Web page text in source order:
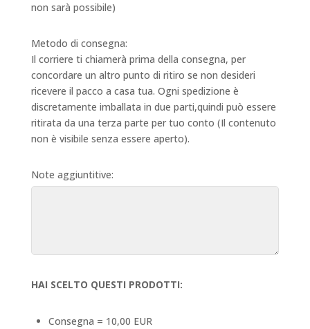
non sarà possibile)
Metodo di consegna:
Il corriere ti chiamerà prima della consegna, per
concordare un altro punto di ritiro se non desideri
ricevere il pacco a casa tua. Ogni spedizione è
discretamente imballata in due parti,quindi può essere
ritirata da una terza parte per tuo conto (Il contenuto
non è visibile senza essere aperto).
Note aggiuntitive:
HAI SCELTO QUESTI PRODOTTI:
Consegna = 10,00 EUR